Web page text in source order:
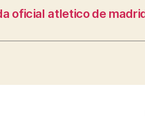
oficial atletico de